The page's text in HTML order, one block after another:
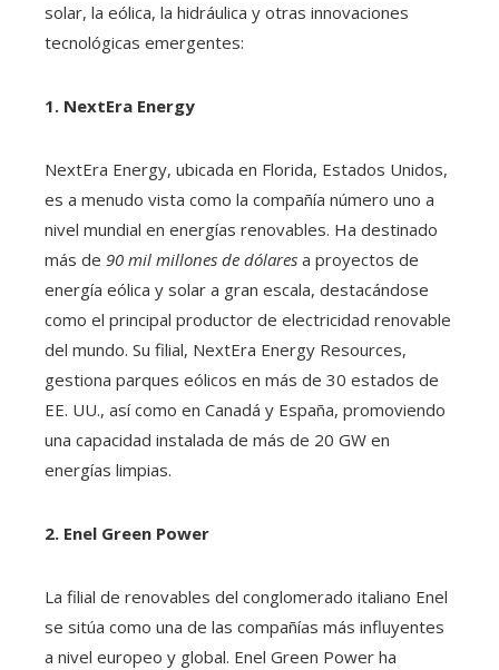
solar, la eólica, la hidráulica y otras innovaciones
tecnológicas emergentes:
1. NextEra Energy
NextEra Energy, ubicada en Florida, Estados Unidos,
es a menudo vista como la compañía número uno a
nivel mundial en energías renovables. Ha destinado
más de 90 mil millones de dólares a proyectos de
energía eólica y solar a gran escala, destacándose
como el principal productor de electricidad renovable
del mundo. Su filial, NextEra Energy Resources,
gestiona parques eólicos en más de 30 estados de
EE. UU., así como en Canadá y España, promoviendo
una capacidad instalada de más de 20 GW en
energías limpias.
2. Enel Green Power
La filial de renovables del conglomerado italiano Enel
se sitúa como una de las compañías más influyentes
a nivel europeo y global. Enel Green Power ha